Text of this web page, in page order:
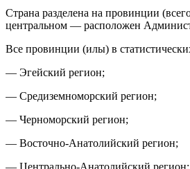
Страна разделена на провинции
центральном — расположен
Все провинции (илы) в
— Эгейский регион;
— Средиземноморский регион;
— Черноморский регион;
— Восточно-Анатолийский регион;
— Центрально-Анатолийский регион;